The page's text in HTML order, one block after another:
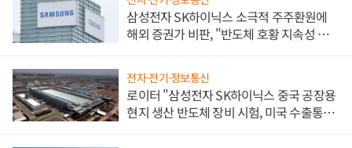
삼성전자 SK하이닉스 소극적 주주환원에
해외 증권가 비판, "반도체 호황 지속성 의
전자·전기·정보통신
로이터 "삼성전자 SK하이닉스 중국 공장용
현지 생산 반도체 장비 시험, 미국 수출통제